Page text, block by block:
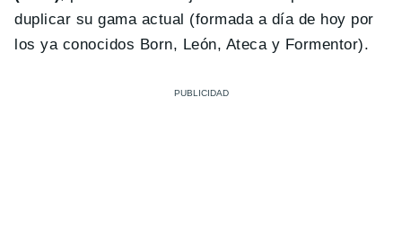
duplicar su gama actual (formada a día de hoy por
los ya conocidos Born, León, Ateca y Formentor).